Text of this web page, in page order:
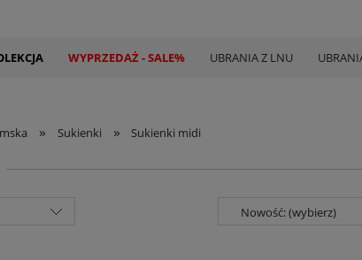
WYPRZEDAŻ - SALE% UBRANIA Z LNU
» Sukienki » Sukienki midi
Nowość: (wybierz)